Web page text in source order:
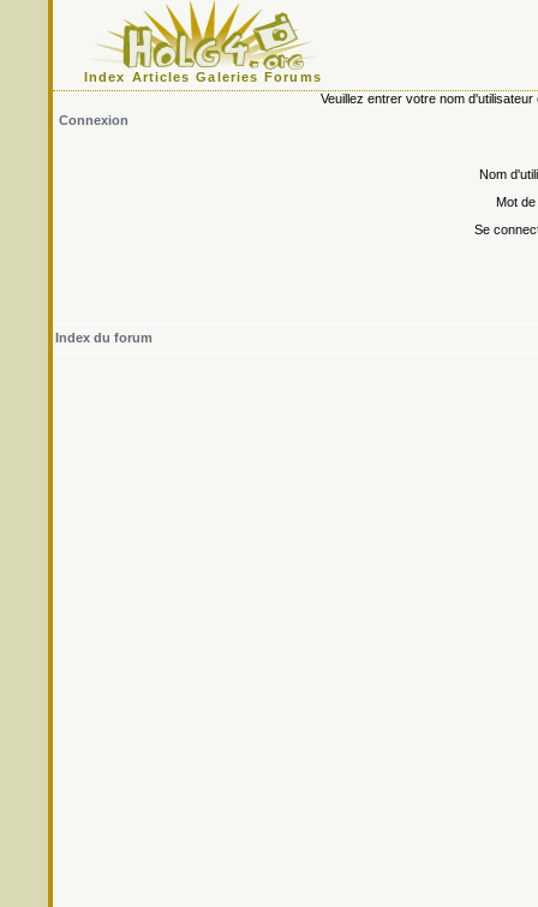
Index Articles Galeries Forums
Veuillez entrer votre nom
Connexion
Nom
Mot
Se
Index du forum